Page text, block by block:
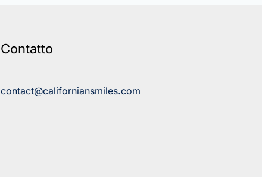
Contatto
contact@californiansmiles.com